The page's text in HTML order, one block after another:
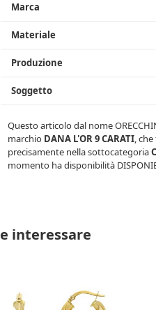
Marca
Materiale
Produzione
Soggetto
Questo articolo dal nome
marchio DANA L'OR 9 CARATI,
precisamente nella sottocategoria
momento ha disponibilità
interessare